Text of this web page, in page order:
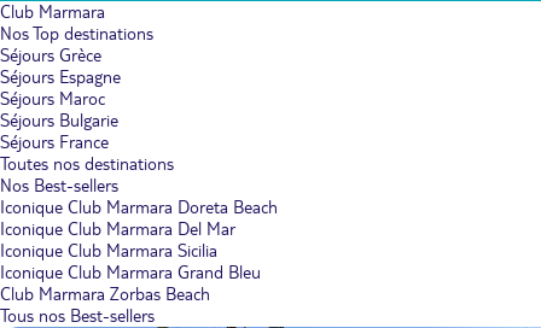
Club Marmara
Nos Top destinations
Séjours Grèce
Séjours Espagne
Séjours Maroc
Séjours Bulgarie
Séjours France
Toutes nos destinations
Nos Best-sellers
Iconique Club Marmara Doreta Beach
Iconique Club Marmara Del Mar
Iconique Club Marmara Sicilia
Iconique Club Marmara Grand Bleu
Club Marmara Zorbas Beach
Tous nos Best-sellers